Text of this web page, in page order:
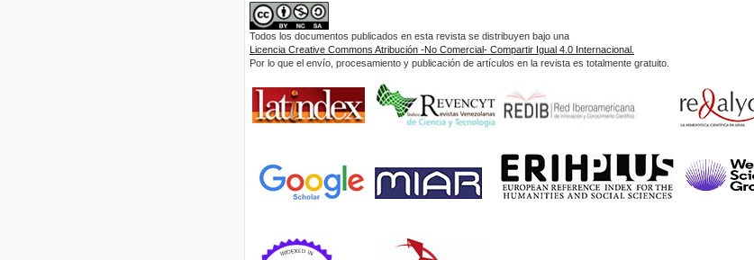
Todos los documentos publicados en esta revista se distribuyen bajo una
Licencia Creative Commons Atribución -No Comercial- Compartir Igual 4.0 Internacional.
Por lo que el envío, procesamiento y publicación de artículos en la revista es totalmente gratuito.